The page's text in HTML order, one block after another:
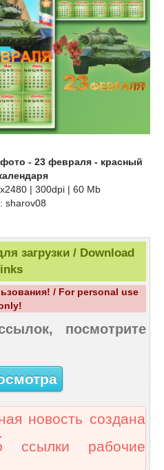
- 23 февраля - красный
| 300dpi | 60 Mb
sharov08
загрузки / Download
links
/ For personal use
посмотрите
новость создана
ссылки рабочие